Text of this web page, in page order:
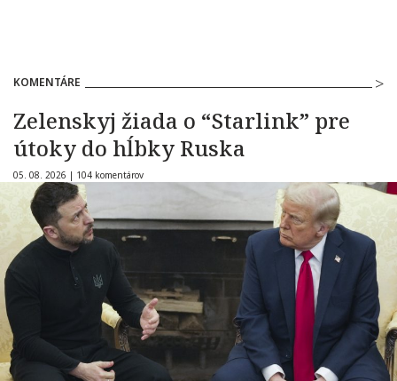
KOMENTÁRE
Zelenskyj žiada o “Starlink” pre
útoky do hĺbky Ruska
05. 08. 2026 | 104 komentárov